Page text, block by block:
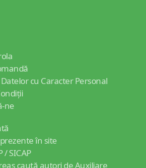
cu Caracter Personal
ne
în site
/ SICAP
caută autori de Auxiliare